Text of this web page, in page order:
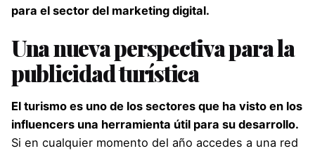
para el sector del marketing digital.
Una nueva perspectiva para la
publicidad turística
El turismo es uno de los sectores que ha visto en los
influencers una herramienta útil para su desarrollo.
Si en cualquier momento del año accedes a una red